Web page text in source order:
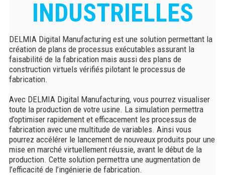
INDUSTRIELLES
DELMIA Digital Manufacturing est une solution permettant la
création de plans de processus exécutables assurant la
faisabilité de la fabrication mais aussi des plans de
construction virtuels vérifiés pilotant le processus de
fabrication.
Avec DELMIA Digital Manufacturing, vous pourrez visualiser
toute la production de votre usine. La simulation permettra
d’optimiser rapidement et efficacement les processus de
fabrication avec une multitude de variables. Ainsi vous
pourrez accélérer le lancement de nouveaux produits pour une
mise en marché virtuellement réussie, avant le début de la
production. Cette solution permettra une augmentation de
l’efficacité de l’ingénierie de fabrication.